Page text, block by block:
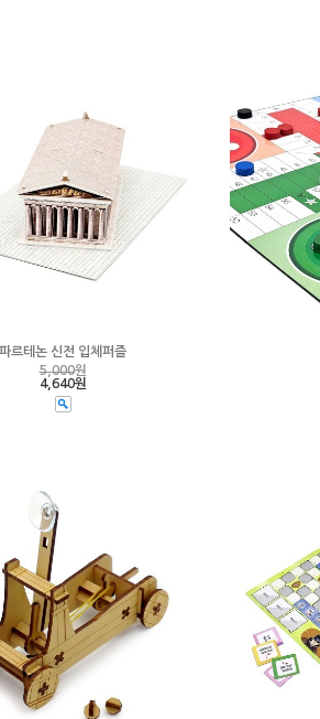
파르테논 신전 입체퍼즐
5,000원
4,640원